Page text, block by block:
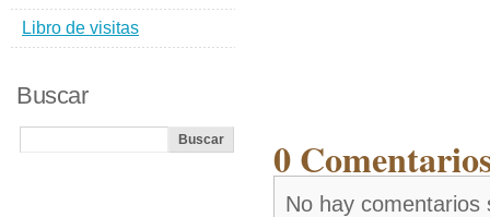
0
No hay comentarios
Libro de visitas
Buscar